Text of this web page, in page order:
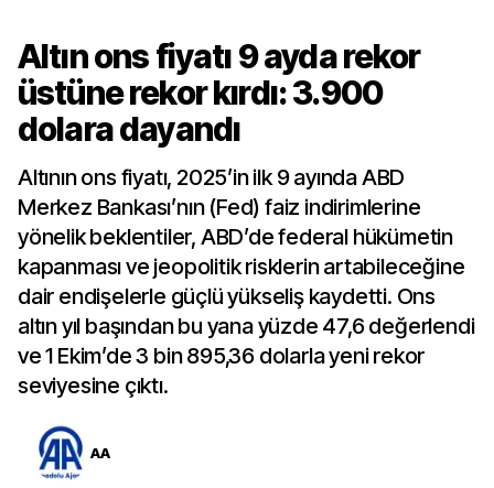
Altın ons fiyatı 9 ayda rekor
üstüne rekor kırdı: 3.900
dolara dayandı
Altının ons fiyatı, 2025’in ilk 9 ayında ABD
Merkez Bankası’nın (Fed) faiz indirimlerine
yönelik beklentiler, ABD’de federal hükümetin
kapanması ve jeopolitik risklerin artabileceğine
dair endişelerle güçlü yükseliş kaydetti. Ons
altın yıl başından bu yana yüzde 47,6 değerlendi
ve 1 Ekim’de 3 bin 895,36 dolarla yeni rekor
seviyesine çıktı.
AA